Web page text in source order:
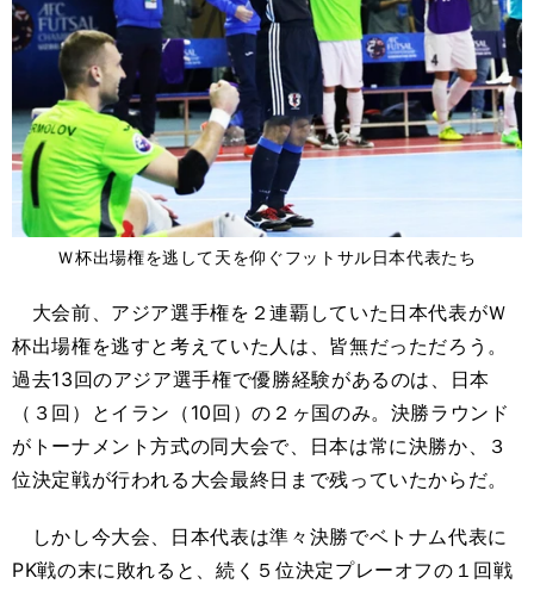
Ｗ杯出場権を逃して天を仰ぐフットサル日本代表たち
大会前、アジア選手権を２連覇していた日本代表がＷ
杯出場権を逃すと考えていた人は、皆無だっただろう。
過去13回のアジア選手権で優勝経験があるのは、日本
（３回）とイラン（10回）の２ヶ国のみ。決勝ラウンド
がトーナメント方式の同大会で、日本は常に決勝か、３
位決定戦が行われる大会最終日まで残っていたからだ。
しかし今大会、日本代表は準々決勝でベトナム代表に
PK戦の末に敗れると、続く５位決定プレーオフの１回戦